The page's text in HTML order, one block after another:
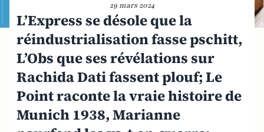
29 mars 2024
L’Express se désole que la
réindustrialisation fasse pschitt,
L’Obs que ses révélations sur
Rachida Dati fassent plouf; Le
Point raconte la vraie histoire de
Munich 1938, Marianne